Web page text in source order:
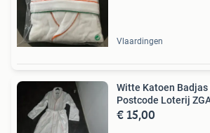
Vlaardingen
Witte Katoen
Postcode Loterij
€ 15,00